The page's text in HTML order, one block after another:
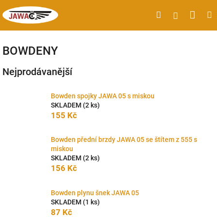
na
obsah
HledatPřihlášení
BOWDENY
Nejprodávanější
Bowden spojky JAWA 05 s miskou
SKLADEM (2 ks)
155 Kč
Bowden přední brzdy JAWA 05 se štítem z 555 s
miskou
SKLADEM (2 ks)
156 Kč
Bowden plynu šnek JAWA 05
SKLADEM (1 ks)
87 Kč